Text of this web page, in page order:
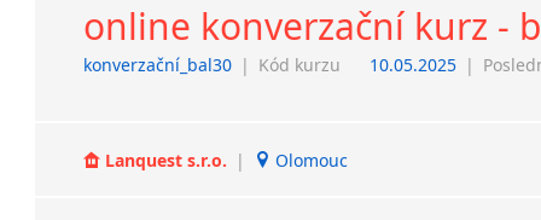
online konverzační kurz -
konverzační_bal30 | Kód kurzu 10.05.2025 |
Lanquest s.r.o. | Olomouc